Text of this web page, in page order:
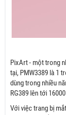
PixArt - một trong
tại, PMW3389 là 1
dùng trong nhiều
RG389 lên tới
Với việc trang bị